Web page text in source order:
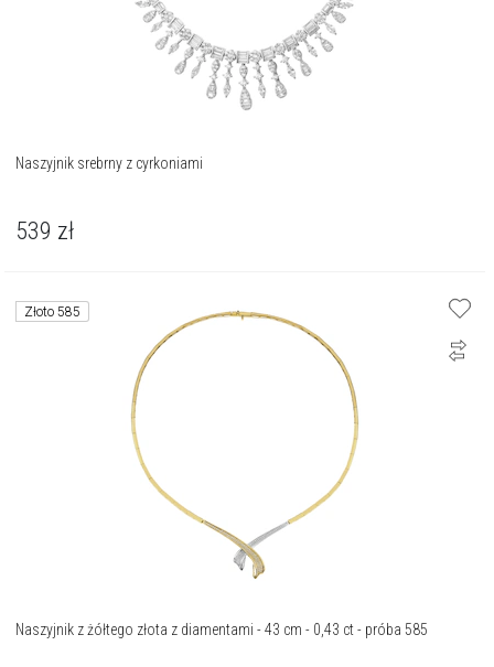
Naszyjnik srebrny z cyrkoniami
539 zł
Złoto 585
Naszyjnik z żółtego złota z diamentami - 43 cm - 0,43 ct - próba 585